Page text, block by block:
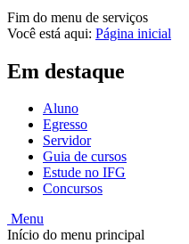
Fim do menu de serviços
Você está aqui: Página inicial
Em destaque
Aluno
Egresso
Servidor
Guia de cursos
Estude no IFG
Concursos
Menu
Início do menu principal